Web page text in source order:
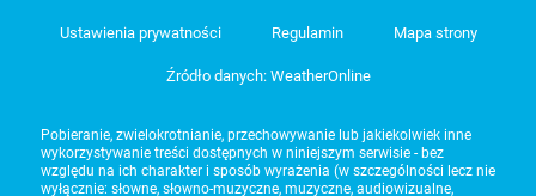
Ustawienia prywatności Regulamin Mapa strony
Źródło danych: WeatherOnline
Pobieranie, zwielokrotnianie, przechowywanie lub jakiekolwiek inne
wykorzystywanie treści dostępnych w niniejszym serwisie - bez
względu na ich charakter i sposób wyrażenia (w szczególności lecz nie
wyłącznie: słowne, słowno-muzyczne, muzyczne, audiowizualne,